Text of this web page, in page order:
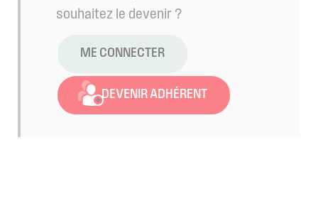
souhaitez le devenir ?
ME CONNECTER
DEVENIR ADHÉRENT